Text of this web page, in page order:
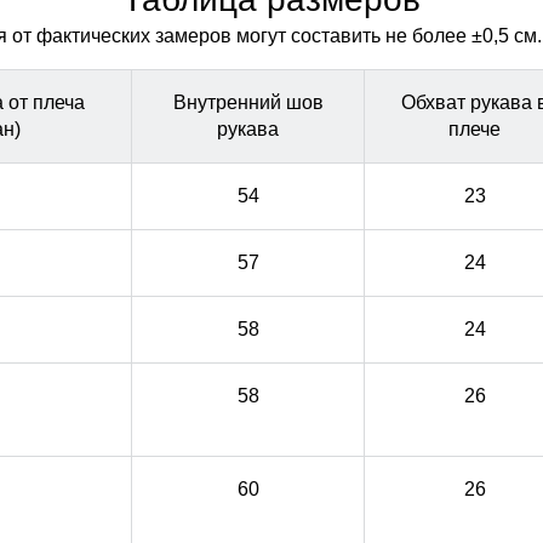
современный облик.
современный облик.
фактических замеров могут составить не более ±0,5
от плеча
Внутренний шов
рукава
Обхват рукава
плече
54 23
57 24
58 24
58 26
60 26